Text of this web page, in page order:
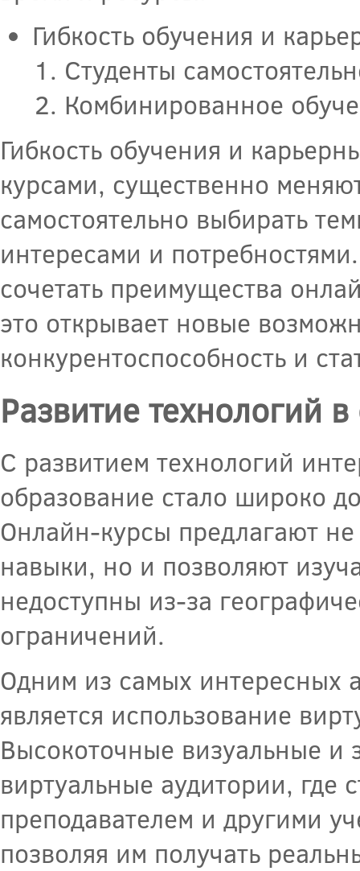
Гибкость обучения и
Студенты
Комбинированное
Гибкость обучения и
курсами, существенно
самостоятельно выбирать
интересами и
сочетать преимущества
это открывает новые
конкурентоспособность и
Развитие технологий
С развитием технологий
образование стало широко
Онлайн-курсы предлагают
навыки, но и позволяют
недоступны из-за
ограничений.
Одним из самых интересных
является использование
Высокоточные визуальные и
виртуальные аудитории, где
преподавателем и другими
позволяя им получать